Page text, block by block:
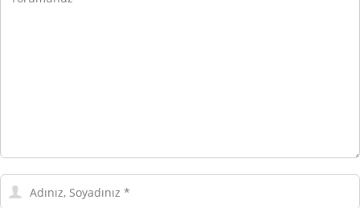
Adınız,
Soyadınız